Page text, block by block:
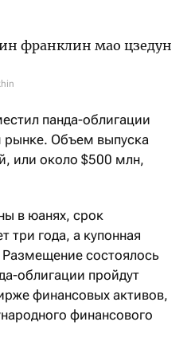
панда-облигации
Объем выпуска
или около $500 млн,
в юанях, срок
три года, а купонная
состоялось
облигации пройдут
финансовых активов,
финансового